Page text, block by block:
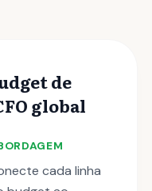
de
global
cada linha